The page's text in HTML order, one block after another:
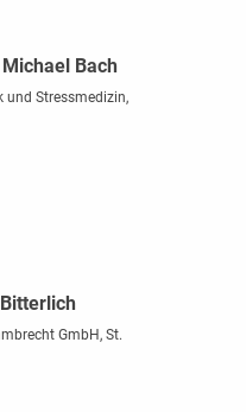
Bach
und Stressmedizin,
GmbH, St.